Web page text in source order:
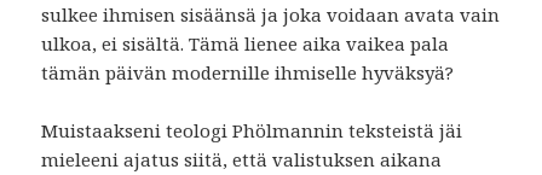
sulkee ihmisen sisäänsä ja joka voidaan avata vain
ulkoa, ei sisältä. Tämä lienee aika vaikea pala
tämän päivän modernille ihmiselle hyväksyä?
Muistaakseni teologi Phölmannin teksteistä jäi
mieleeni ajatus siitä, että valistuksen aikana